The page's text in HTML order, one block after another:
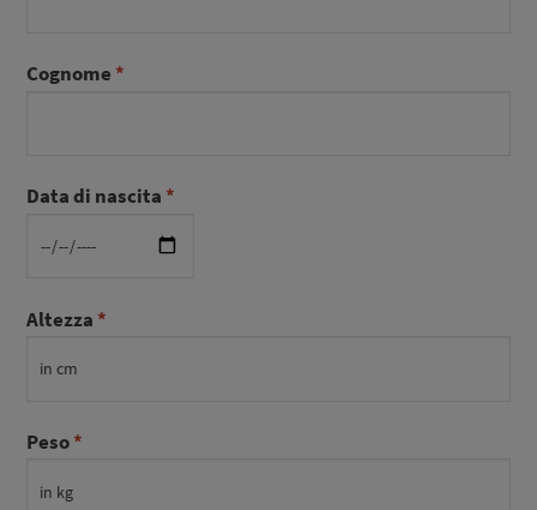
Cognome
Data di nascita
Altezza
Peso